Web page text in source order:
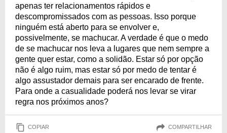
apenas ter relacionamentos rápidos e
descompromissados com as pessoas. Isso porque
ninguém está aberto para se envolver e,
possivelmente, se machucar. A verdade é que o medo
de se machucar nos leva a lugares que nem sempre a
gente quer estar, como a solidão. Estar só por opção
não é algo ruim, mas estar só por medo de tentar é
algo assustador demais para ser encarado de frente.
Para onde a casualidade poderá nos levar se virar
regra nos próximos anos?
COPIAR COMPARTILHAR